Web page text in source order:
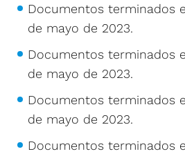
Documentos terminados
de mayo de 2023.
Documentos terminados
de mayo de 2023.
Documentos terminados
de mayo de 2023.
Documentos terminados